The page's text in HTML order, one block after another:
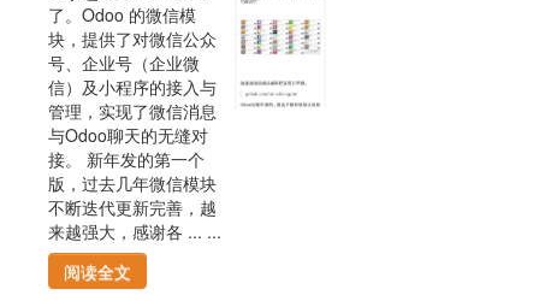
了。Odoo 的微信模
块，提供了对微信公众
号、企业号（企业微
信）及小程序的接入与
管理，实现了微信消息
与Odoo聊天的无缝对
接。 新年发的第一个
版，过去几年微信模块
不断迭代更新完善，越
来越强大，感谢各 ... ...
阅读全文